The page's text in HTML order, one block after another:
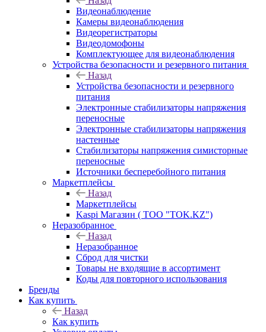
Видеонаблюдение
Камеры видеонаблюдения
Видеорегистраторы
Видеодомофоны
Комплектующее для видеонаблюдения
Устройства безопасности и резервного питания
Назад
Устройства безопасности и резервного
питания
Электронные стабилизаторы напряжения
переносные
Электронные стабилизаторы напряжения
настенные
Стабилизаторы напряжения симисторные
переносные
Источники бесперебойного питания
Маркетплейсы
Назад
Маркетплейсы
Kaspi Магазин ( ТОО "TOK.KZ")
Неразобранное
Назад
Неразобранное
Сброд для чистки
Товары не входящие в ассортимент
Коды для повторного использования
Бренды
Как купить
Назад
Как купить